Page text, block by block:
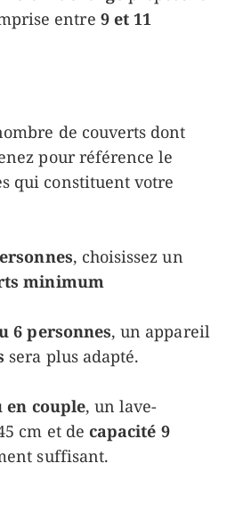
entre 9 et 11
de couverts dont
pour référence le
qui constituent votre
, choisissez un
minimum
6 personnes, un appareil
sera plus adapté.
en couple, un lave-
cm et de capacité 9
suffisant.